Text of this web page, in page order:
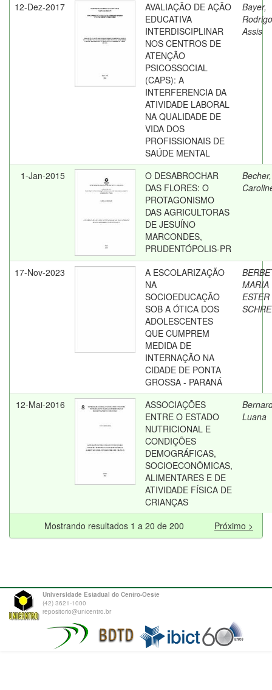
12-Dez-2017
AVALIAÇÃO DE AÇÃO
EDUCATIVA
INTERDISCIPLINAR
NOS CENTROS DE
ATENÇÃO
PSICOSSOCIAL
(CAPS): A
INTERFERENCIA DA
ATIVIDADE LABORAL
NA QUALIDADE DE
VIDA DOS
PROFISSIONAIS DE
SAÚDE MENTAL
Bayer,
Assis
1-Jan-2015
O DESABROCHAR
DAS FLORES: O
PROTAGONISMO
DAS AGRICULTORAS
DE JESUÍNO
MARCONDES,
PRUDENTÓPOLIS-PR
Becher,
17-Nov-2023
A ESCOLARIZAÇÃO
NA
SOCIOEDUCAÇÃO
SOB A ÓTICA DOS
ADOLESCENTES
QUE CUMPREM
MEDIDA DE
INTERNAÇÃO NA
CIDADE DE PONTA
GROSSA - PARANÁ
MARIA
ESTER
12-Mai-2016
ASSOCIAÇÕES
ENTRE O ESTADO
NUTRICIONAL E
CONDIÇÕES
DEMOGRÁFICAS,
SOCIOECONÔMICAS,
ALIMENTARES E DE
ATIVIDADE FÍSICA DE
CRIANÇAS
Luana
Mostrando resultados 1 a 20 de 200 Próximo >
Universidade Estadual do Centro-Oeste
(42) 3621-1000
repositorio@unicentro.br